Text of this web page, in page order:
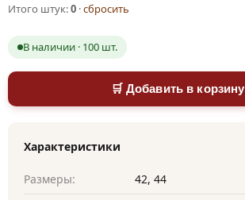
Итого штук:0 ·сбросить
В наличии · 100 шт.
🛒 Добавить в корзину
Характеристики
Размеры:
42, 44